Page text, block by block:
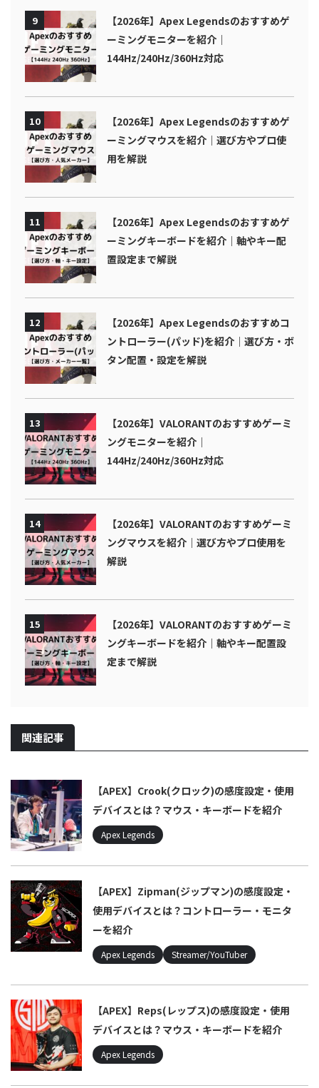
9
【2026年】Apex Legendsのおすすめゲ
ーミングモニターを紹介｜
144Hz/240Hz/360Hz対応
10
【2026年】Apex Legendsのおすすめゲ
ーミングマウスを紹介｜選び方やプロ使
用を解説
11
【2026年】Apex Legendsのおすすめゲ
ーミングキーボードを紹介｜軸やキー配
置設定まで解説
12
【2026年】Apex Legendsのおすすめコ
ントローラー(パッド)を紹介｜選び方・ボ
タン配置・設定を解説
13
【2026年】VALORANTのおすすめゲーミ
ングモニターを紹介｜
144Hz/240Hz/360Hz対応
14
【2026年】VALORANTのおすすめゲーミ
ングマウスを紹介｜選び方やプロ使用を
解説
15
【2026年】VALORANTのおすすめゲーミ
ングキーボードを紹介｜軸やキー配置設
定まで解説
関連記事
【APEX】Crook(クロック)の感度設定・使用
デバイスとは？マウス・キーボードを紹介
Apex Legends
【APEX】Zipman(ジップマン)の感度設定・
使用デバイスとは？コントローラー・モニタ
ーを紹介
Apex Legends Streamer/YouTuber
【APEX】Reps(レップス)の感度設定・使用
デバイスとは？マウス・キーボードを紹介
Apex Legends